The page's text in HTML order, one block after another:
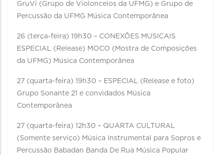
GruVi (Grupo de Violoncelos da UFMG) e Grupo de
Percussão da UFMG Música Contemporânea
26 (terça-feira) 19h30 – CONEXÕES MUSICAIS
ESPECIAL (Release) MOCO (Mostra de Composições
da UFMG) Música Contemporânea
27 (quarta-feira) 19h30 – ESPECIAL (Release e foto)
Grupo Sonante 21 e convidados Música
Contemporânea
27 (quarta-feira) 12h30 – QUARTA CULTURAL
(Somente serviço) Música Instrumental para Sopros e
Percussão Babadan Banda De Rua Música Popular